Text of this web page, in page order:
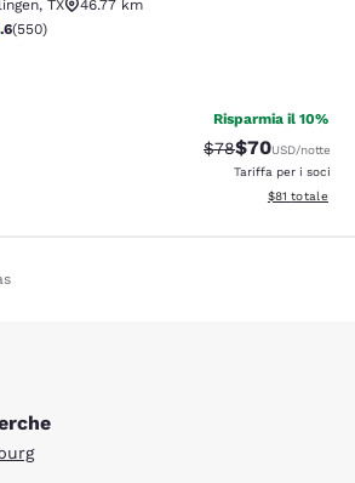
, TX
46.77 km
di 3.58 stelle. Buono. 550 recensioni
(550)
Risparmia il 10%
Tariffa di
$78Tariffa
$70USD/notte
Tariffa per i soci
Visualizza i
$81 totale